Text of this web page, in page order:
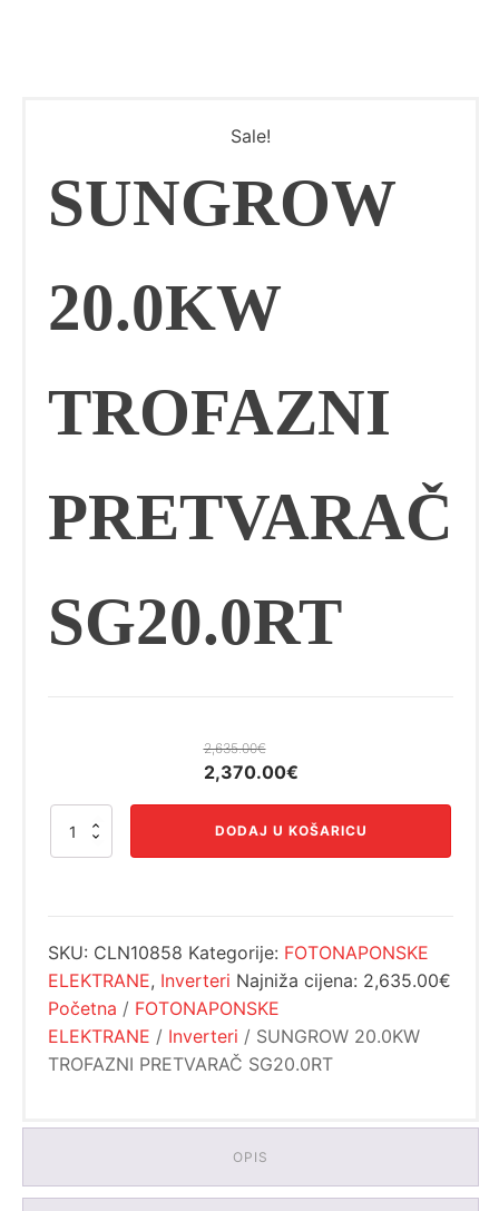
Sale!
SUNGROW
20.0KW
TROFAZNI
PRETVARAČ
SG20.0RT
2,635.00€
Izvorna
cijena
bila
je:
2,370.00€Trenutna
cijena
je:
2,370.00€.
SUNGROW
DODAJ U KOŠARICU
SKU: CLN10858 Kategorije: FOTONAPONSKE
ELEKTRANE, Inverteri Najniža cijena: 2,635.00€
Početna / FOTONAPONSKE
ELEKTRANE / Inverteri / SUNGROW 20.0KW
TROFAZNI PRETVARAČ SG20.0RT
OPIS